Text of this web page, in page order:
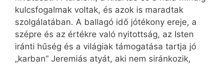
kulcsfogalmak voltak, és azok is maradtak
szolgálatában. A ballagó idő jótékony ereje, a
szépre és az értékre való nyitottság, az Isten
iránti hűség és a világiak támogatása tartja jó
„karban” Jeremiás atyát, aki nem siránkozik,